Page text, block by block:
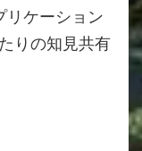
リケーション
りの知見共有